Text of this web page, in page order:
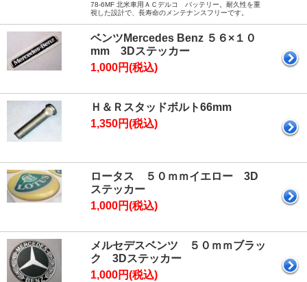
78-6MF 北米車用ＡＣデルコ バッテリー。耐久性を重
視した設計で、長寿命のメンテナンスフリーです。
ベンツMercedes Benz ５６×１０
mm 3Dステッカー
1,000円(税込)
Ｈ＆Ｒスタッドボルト66mm
1,350円(税込)
ロータス ５０ｍｍイエロー 3D
ステッカー
1,000円(税込)
メルセデスベンツ ５０ｍｍブラッ
ク 3Dステッカー
1,000円(税込)